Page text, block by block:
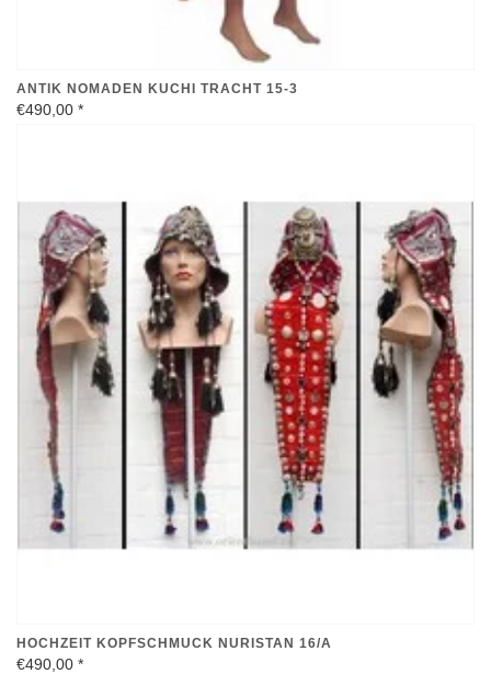
ANTIK NOMADEN KUCHI TRACHT 15-3
€490,00 *
HOCHZEIT KOPFSCHMUCK NURISTAN 16/A
€490,00 *